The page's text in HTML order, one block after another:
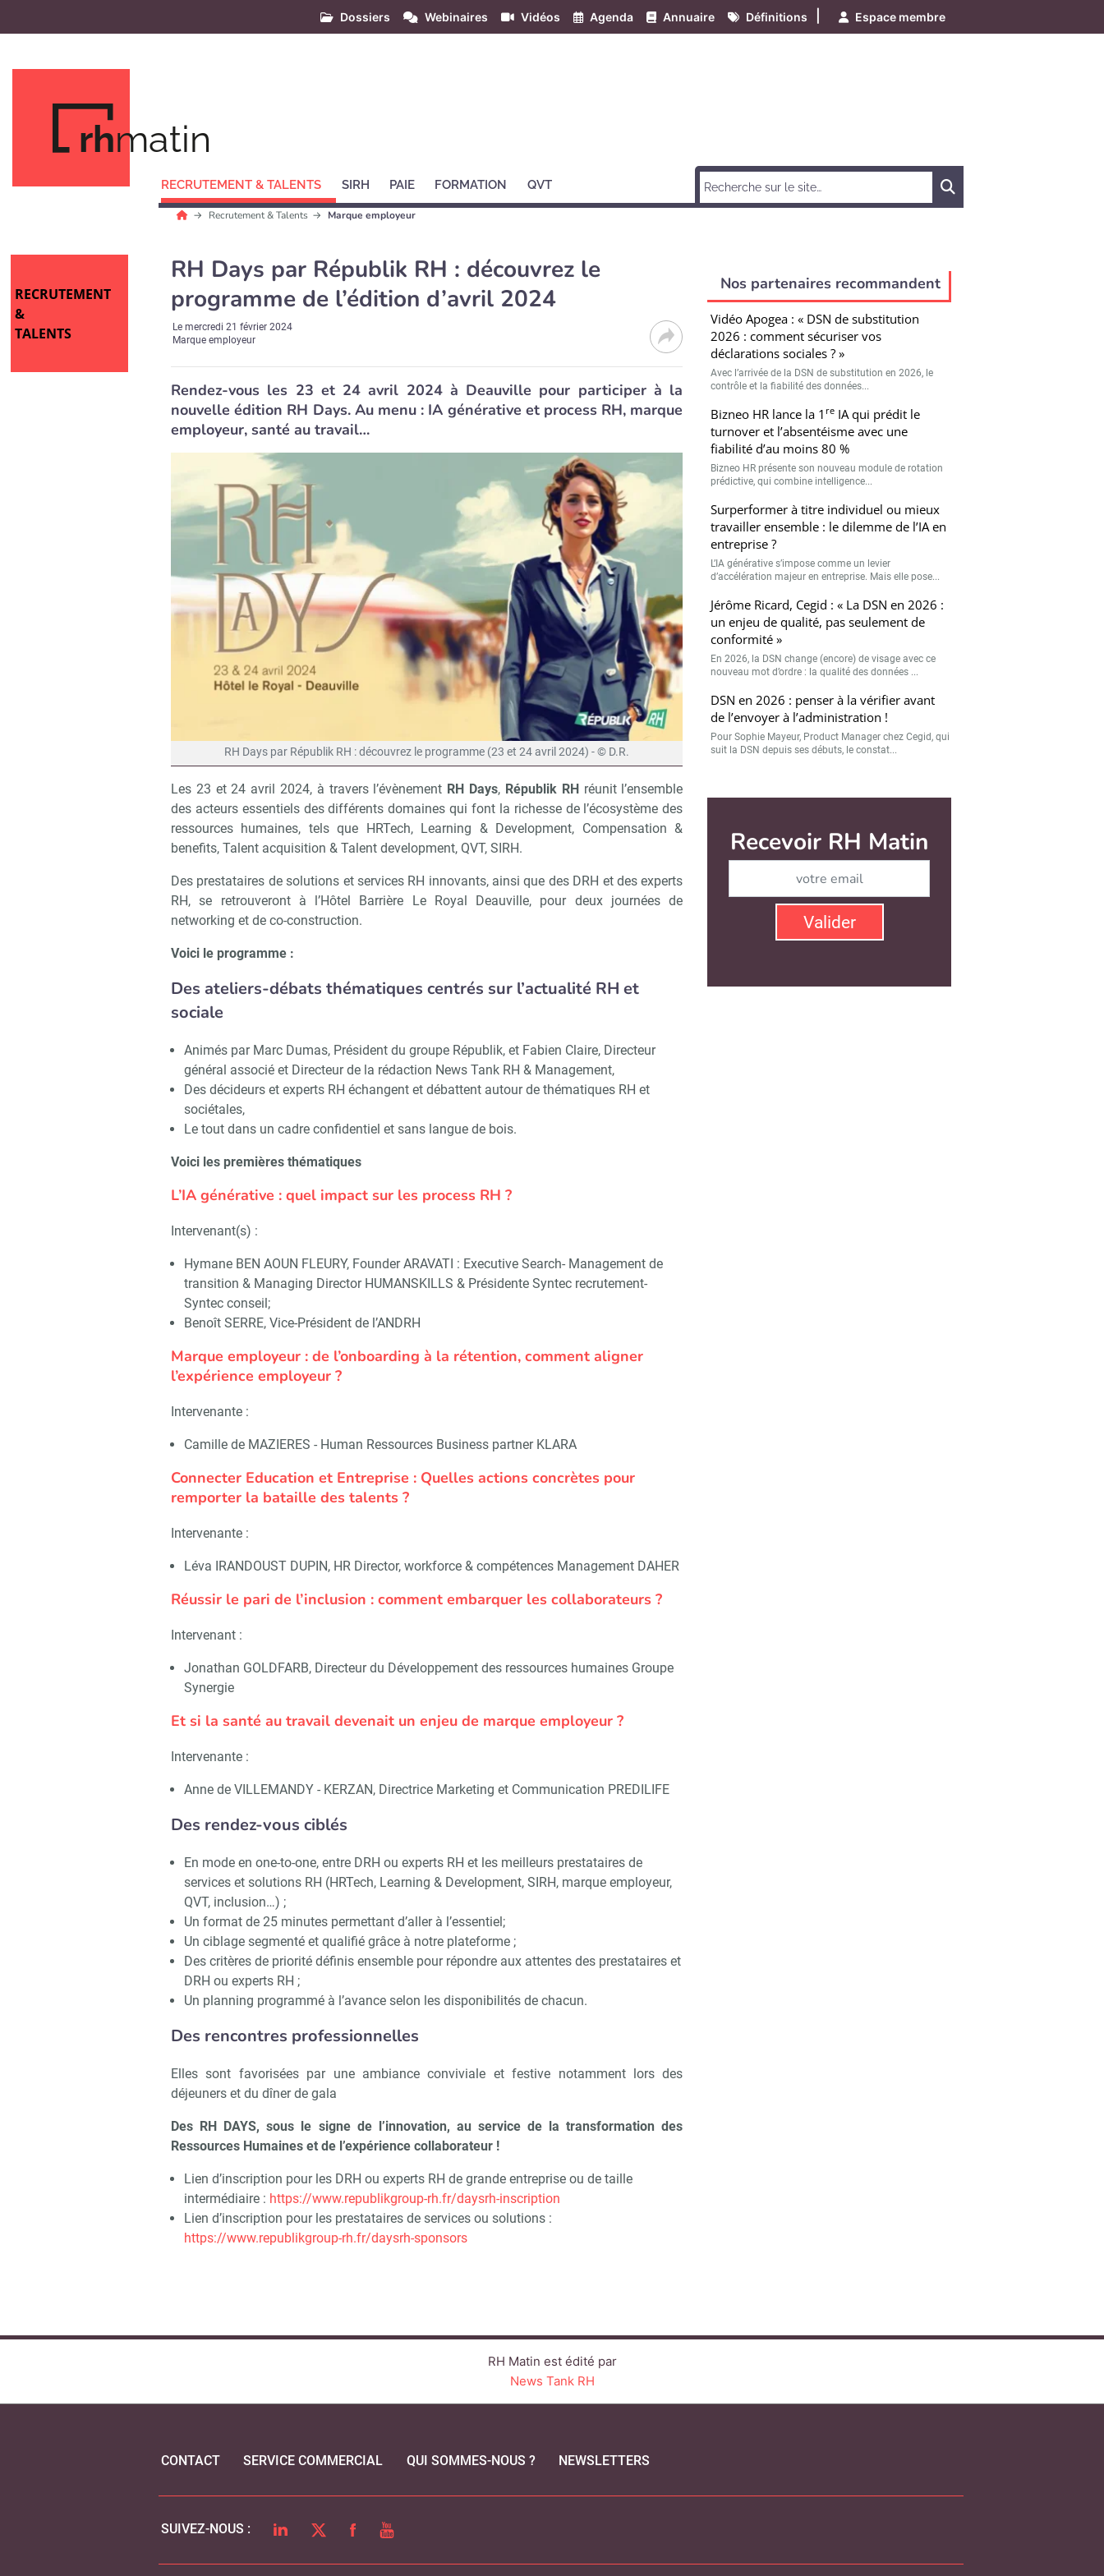
Dossiers Webinaires Vidéos Agenda Annuaire Définitions Espace membre
rhmatin
RECRUTEMENT & TALENTS SIRH PAIE FORMATION QVT
Recrutement & Talents Marque employeur
RECRUTEMENT
&
TALENTS
RH Days par Républik RH : découvrez le
programme de l’édition d’avril 2024
Lemercredi 21 février 2024
Marque employeur
Rendez-vous les 23 et 24 avril 2024 à Deauville pour participer à la
nouvelle édition RH Days. Au menu : IA générative et process RH, marque
employeur, santé au travail…
RH Days par Républik RH : découvrez le programme (23 et 24 avril 2024) - © D.R.
Les 23 et 24 avril 2024, à travers l’évènement RH Days, Républik RHréunit l’ensemble
des acteurs essentiels des différents domaines qui font la richesse de l’écosystème des
ressources humaines, tels que HRTech, Learning & Development, Compensation &
benefits, Talent acquisition & Talent development, QVT, SIRH.
Des prestataires de solutions et services RH innovants, ainsi que des DRH et des experts
RH, se retrouveront à l’Hôtel Barrière Le Royal Deauville, pour deux journées de
networking et de co-construction.
Voici le programme :
Des ateliers-débats thématiques centrés sur l’actualité RH et
sociale
Animés par Marc Dumas, Président du groupe Républik, et Fabien Claire, Directeur
général associé et Directeur de la rédaction News Tank RH & Management,
Des décideurs et experts RH échangent et débattent autour de thématiques RH et
sociétales,
Le tout dans un cadre confidentiel et sans langue de bois.
Voici les premières thématiques
L’IA générative : quel impact sur les process RH ?
Intervenant(s) :
Hymane BEN AOUN FLEURY, Founder ARAVATI : Executive Search- Management de
transition & Managing Director HUMANSKILLS & Présidente Syntec recrutement-
Syntec conseil;
Benoît SERRE, Vice-Président de l’ANDRH
Marque employeur : de l’onboarding à la rétention, comment aligner
l’expérience employeur ?
Intervenante :
Camille de MAZIERES - Human Ressources Business partner KLARA
Connecter Education et Entreprise : Quelles actions concrètes pour
remporter la bataille des talents ?
Intervenante :
Léva IRANDOUST DUPIN, HR Director, workforce & compétences Management DAHER
Réussir le pari de l’inclusion : comment embarquer les collaborateurs ?
Intervenant :
Jonathan GOLDFARB, Directeur du Développement des ressources humaines Groupe
Synergie
Et si la santé au travail devenait un enjeu de marque employeur ?
Intervenante :
Anne de VILLEMANDY - KERZAN, Directrice Marketing et Communication PREDILIFE
Des rendez-vous ciblés
En mode en one-to-one, entre DRH ou experts RH et les meilleurs prestataires de
services et solutions RH (HRTech, Learning & Development, SIRH, marque employeur,
QVT, inclusion…) ;
Un format de 25 minutes permettant d’aller à l’essentiel;
Un ciblage segmenté et qualifié grâce à notre plateforme ;
Des critères de priorité définis ensemble pour répondre aux attentes des prestataires et
DRH ou experts RH ;
Un planning programmé à l’avance selon les disponibilités de chacun.
Des rencontres professionnelles
Elles sont favorisées par une ambiance conviviale et festive notamment lors des
déjeuners et du dîner de gala
Des RH DAYS, sous le signe de l’innovation, au service de la transformation des
Ressources Humaines et de l’expérience collaborateur !
Lien d’inscription pour les DRH ou experts RH de grande entreprise ou de taille
intermédiaire : https://www.republikgroup-rh.fr/daysrh-inscription
Lien d’inscription pour les prestataires de services ou solutions :
https://www.republikgroup-rh.fr/daysrh-sponsors
Nos partenaires recommandent
Vidéo Apogea : « DSN de substitution
2026 : comment sécuriser vos
déclarations sociales ? »
Avec l’arrivée de la DSN de substitution en 2026, le
contrôle et la fiabilité des données...
Bizneo HR lance la 1 reIA qui prédit le
turnover et l’absentéisme avec une
fiabilité d’au moins 80 %
Bizneo HR présente son nouveau module de rotation
prédictive, qui combine intelligence...
Surperformer à titre individuel ou mieux
travailler ensemble : le dilemme de l’IA en
entreprise ?
L’IA générative s’impose comme un levier
d’accélération majeur en entreprise. Mais elle pose...
Jérôme Ricard, Cegid : « La DSN en 2026 :
un enjeu de qualité, pas seulement de
conformité »
En 2026, la DSN change (encore) de visage avec ce
nouveau mot d’ordre : la qualité des données ...
DSN en 2026 : penser à la vérifier avant
de l’envoyer à l’administration !
Pour Sophie Mayeur, Product Manager chez Cegid, qui
suit la DSN depuis ses débuts, le constat...
Recevoir RH Matin
RH Matin est édité par
News Tank RH
CONTACT SERVICE COMMERCIAL QUI SOMMES-NOUS ? NEWSLETTERS
SUIVEZ-NOUS : LINKEDINTWITTERFACEBOOK
YOUTUBE